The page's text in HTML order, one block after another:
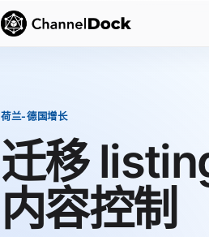
荷兰-德国增长
迁移
内容控制